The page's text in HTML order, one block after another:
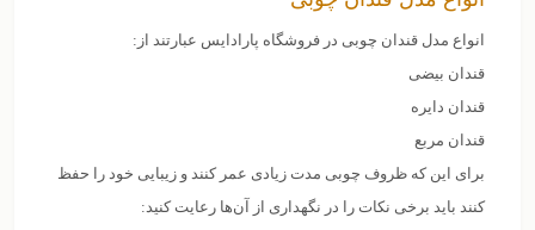
انواع مدل قندان چوبی در فروشگاه پارادایس عبارتند از:
قندان بیضی
قندان دایره
قندان مربع
برای این که ظروف چوبی مدت زیادی عمر کنند و زیبایی خود را حفظ
کنند باید برخی نکات را در نگهداری از آن‌ها رعایت کنید: